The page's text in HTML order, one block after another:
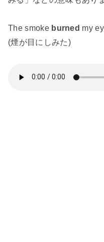
The smoke burned my
(煙が目にしみた)